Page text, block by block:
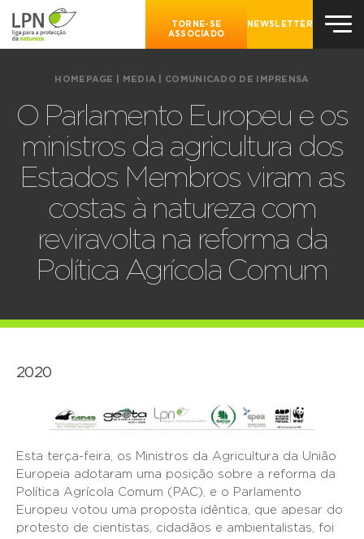
TORNE-SE
ASSOCIADO
NEWSLETTER
HOMEPAGE MEDIA COMUNICADO DE IMPRENSA
O Parlamento Europeu e os
ministros da agricultura dos
Estados Membros viram as
costas à natureza com
reviravolta na reforma da
Política Agrícola Comum
2020
Esta terça-feira, os Ministros da Agricultura da União
Europeia adotaram uma posição sobre a reforma da
Política Agrícola Comum (PAC), e o Parlamento
Europeu votou uma proposta idêntica, que apesar do
protesto de cientistas, cidadãos e ambientalistas, foi